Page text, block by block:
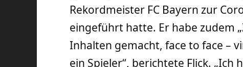
Rekordmeister FC Bayern zur
eingeführt hatte. Er habe zudem
Inhalten gemacht, face to face –
ein Spieler“, berichtete Flick.